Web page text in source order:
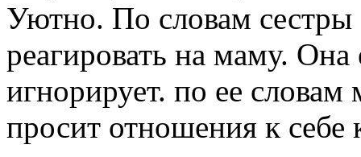
Уютно. По словам
реагировать на маму.
игнорирует. по ее словам
просит отношения к себе